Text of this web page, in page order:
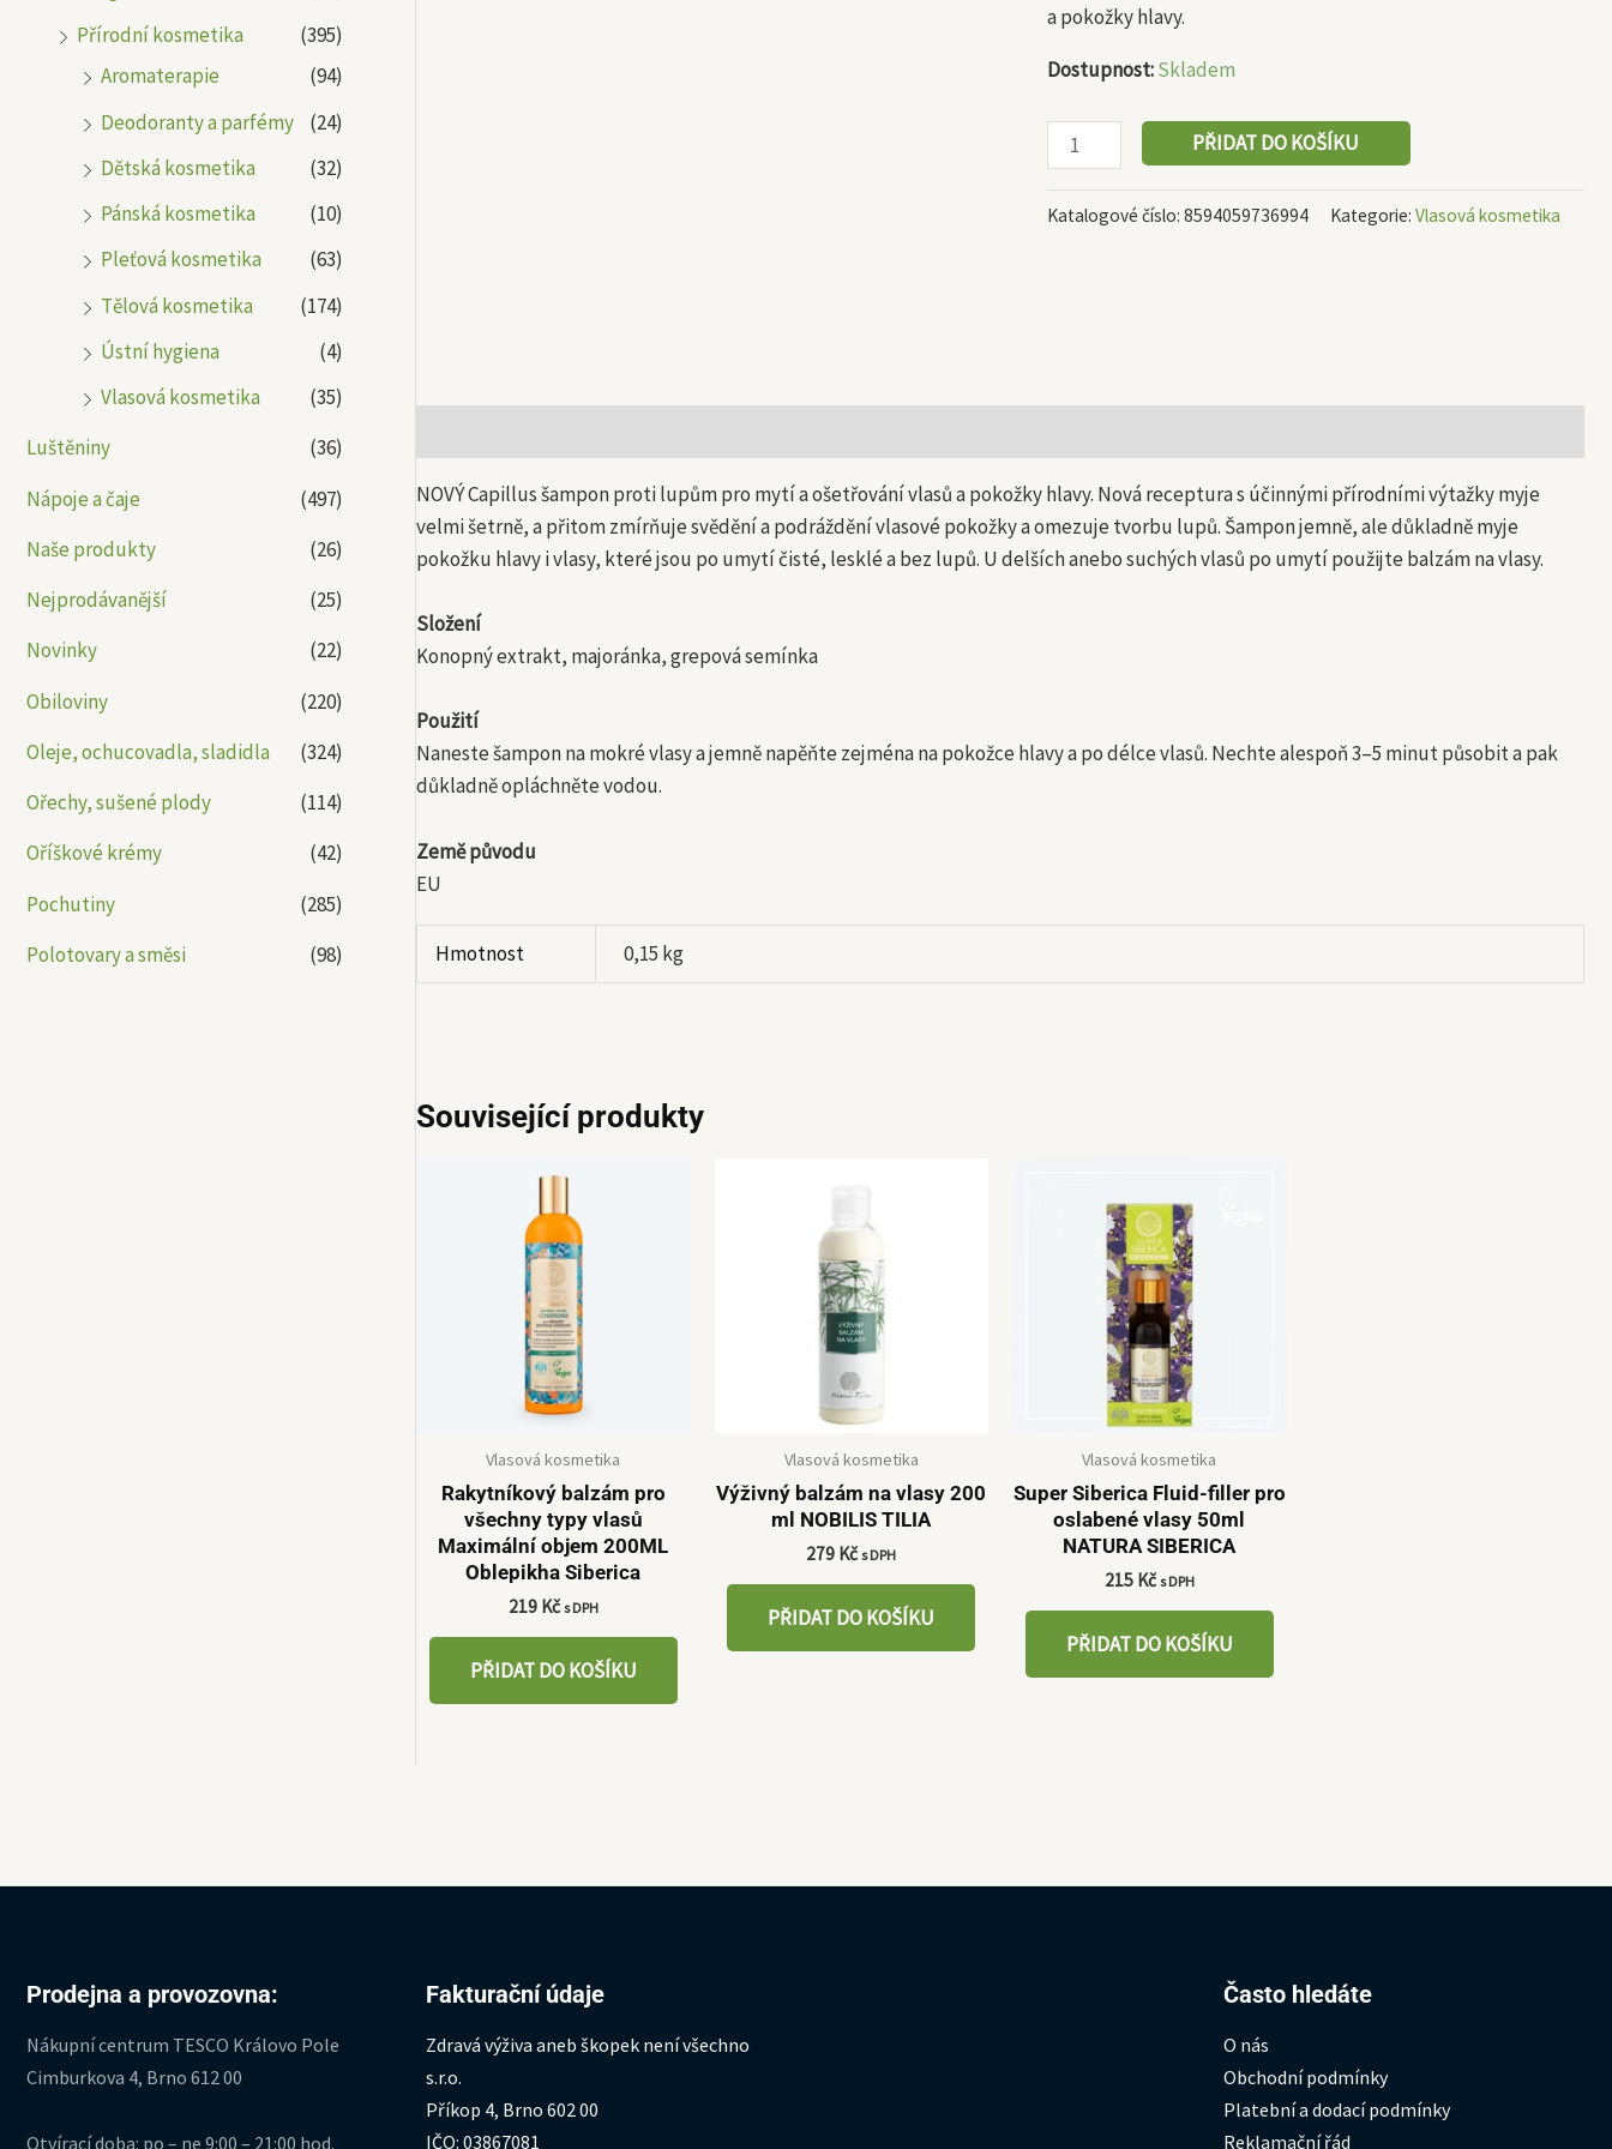
Přírodní kosmetika
(395)
Aromaterapie
(94)
Deodoranty a parfémy
(24)
Dětská kosmetika
(32)
Pánská kosmetika
(10)
Pleťová kosmetika
(63)
Tělová kosmetika
(174)
Ústní hygiena
(4)
Vlasová kosmetika
(35)
Luštěniny
(36)
Nápoje a čaje
(497)
Naše produkty
(26)
Nejprodávanější
(25)
Novinky
(22)
Obiloviny
(220)
Oleje, ochucovadla, sladidla
(324)
Ořechy, sušené plody
(114)
Oříškové krémy
(42)
Pochutiny
(285)
Polotovary a směsi
(98)
a pokožky hlavy.
Dostupnost:Skladem
PŘIDAT DO KOŠÍKU
Katalogové číslo: 8594059736994 Kategorie: Vlasová kosmetika
NOVÝ Capillus šampon proti lupům pro mytí a ošetřování vlasů a pokožky hlavy. Nová receptura s účinnými přírodními výtažky myje
velmi šetrně, a přitom zmírňuje svědění a podráždění vlasové pokožky a omezuje tvorbu lupů. Šampon jemně, ale důkladně myje
pokožku hlavy i vlasy, které jsou po umytí čisté, lesklé a bez lupů. U delších anebo suchých vlasů po umytí použijte balzám na vlasy.
Složení
Konopný extrakt, majoránka, grepová semínka
Použití
Naneste šampon na mokré vlasy a jemně napěňte zejména na pokožce hlavy a po délce vlasů. Nechte alespoň 3–5 minut působit a pak
důkladně opláchněte vodou.
Země původu
EU
Hmotnost 0,15 kg
Související produkty
Vlasová kosmetika
Rakytníkový balzám pro
všechny typy vlasů
Maximální objem 200ML
Oblepikha Siberica
219 Kč s DPH
PŘIDAT DO KOŠÍKU
Vlasová kosmetika
Výživný balzám na vlasy 200
ml NOBILIS TILIA
279 Kč s DPH
PŘIDAT DO KOŠÍKU
Vlasová kosmetika
Super Siberica Fluid-filler pro
oslabené vlasy 50ml
NATURA SIBERICA
215 Kč s DPH
PŘIDAT DO KOŠÍKU
Prodejna a provozovna:
Nákupní centrum TESCO Královo Pole
Cimburkova 4, Brno 612 00
Otvírací doba: po – ne 9:00 – 21:00 hod.
Fakturační údaje
Zdravá výživa aneb škopek není všechno
s.r.o.
Příkop 4, Brno 602 00
IČO: 03867081
Často hledáte
O nás
Obchodní podmínky
Platební a dodací podmínky
Reklamační řád
Hledat: